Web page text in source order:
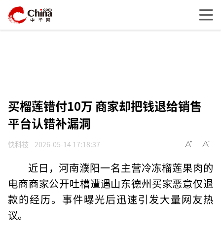
买榴莲错付10万 商家却把钱退给销售
平台认错补漏洞
快科技 2026-05-14 17:18:37
近日，河南濮阳一名主营冷冻榴莲果肉的
电商商家公开吐槽遭遇山东德州买家恶意仅退
款的经历。事件曝光后迅速引发大量网友热
议。